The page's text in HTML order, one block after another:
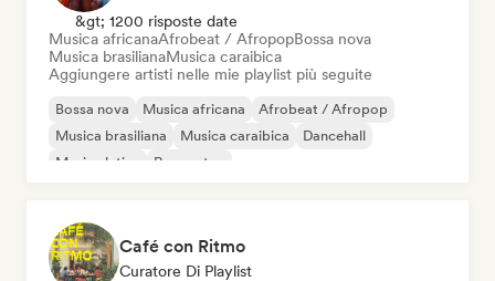
&gt; 1200 risposte date
Musica africanaAfrobeat / AfropopBossa nova
Musica brasilianaMusica caraibica
Aggiungere artisti nelle mie playlist più seguite
Bossa nova Musica africana
Afrobeat / Afropop
Musica brasiliana
Musica caraibica
Dancehall
Musica latina
Reggaeton
Café con Ritmo
Curatore Di Playlist